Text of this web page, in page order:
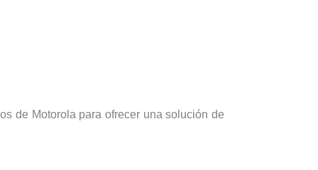
de Motorola para ofrecer una solución de